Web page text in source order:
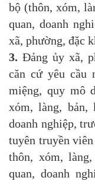
bộ (thôn, xóm,
quan, doanh
xã, phường, đặc
3. Đảng ủy xã,
căn cứ yêu cầu
miệng, quy mô
xóm, làng, bản,
doanh nghiệp,
tuyên truyền
thôn, xóm,
quan, doanh